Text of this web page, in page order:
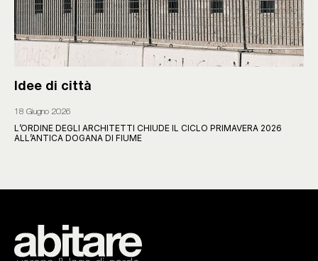
Idee di città
18 Giugno 2026
L’ORDINE DEGLI ARCHITETTI CHIUDE IL CICLO PRIMAVERA 2026
ALL’ANTICA DOGANA DI FIUME